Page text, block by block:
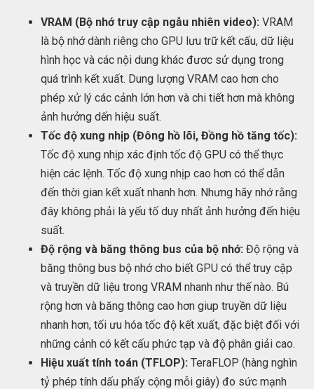
VRAM (Bộ nhớ truy cập ngẫu nhiên video): VRAM
là bộ nhớ dành riêng cho GPU lưu trữ kết cấu, dữ liệu
hình học và các nội dung khác đươc sử dụng trong
quá trình kết xuất. Dung lượng VRAM cao hơn cho
phép xử lý các cảnh lớn hơn và chi tiết hơn mà không
ảnh hưởng dến hiệu suất.
Tốc độ xung nhịp (Đông hồ lõi, Đồng hồ tăng tốc):
Tốc độ xung nhịp xác định tốc độ GPU có thể thực
hiện các lệnh. Tốc độ xung nhịp cao hơn có thể dẫn
đến thời gian kết xuất nhanh hơn. Nhưng hãy nhớ rằng
đây không phải là yếu tố duy nhất ảnh hưởng đến hiệu
suất.
Độ rộng và băng thông bus của bộ nhớ: Độ rộng và
băng thông bus bộ nhớ cho biết GPU có thể truy cập
và truyền dữ liệu trong VRAM nhanh như thế nào. Bú
rộng hơn và băng thông cao hơn giup truyền dữ liệu
nhanh hơn, tối ưu hóa tốc độ kết xuất, đặc biệt đối với
những cảnh có kết cấu phức tạp và độ phân giải cao.
Hiệu xuất tính toán (TFLOP): TeraFLOP (hàng nghìn
tỷ phép tính dấu phẩy cộng mỗi giây) đo sức mạnh